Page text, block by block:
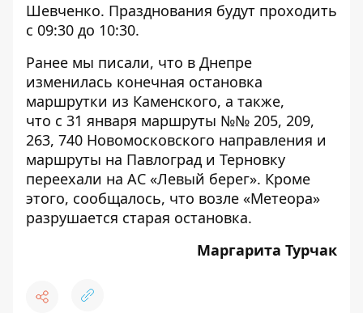
Шевченко. Празднования будут проходить
с 09:30 до 10:30.
Ранее мы писали, что в Днепре
изменилась конечная остановка
маршрутки из Каменского, а также,
что с 31 января маршруты №№ 205, 209,
263, 740 Новомосковского направления и
маршруты на Павлоград и Терновку
переехали на АС «Левый берег». Кроме
этого, сообщалось, что возле «Метеора»
разрушается старая остановка.
Маргарита Турчак